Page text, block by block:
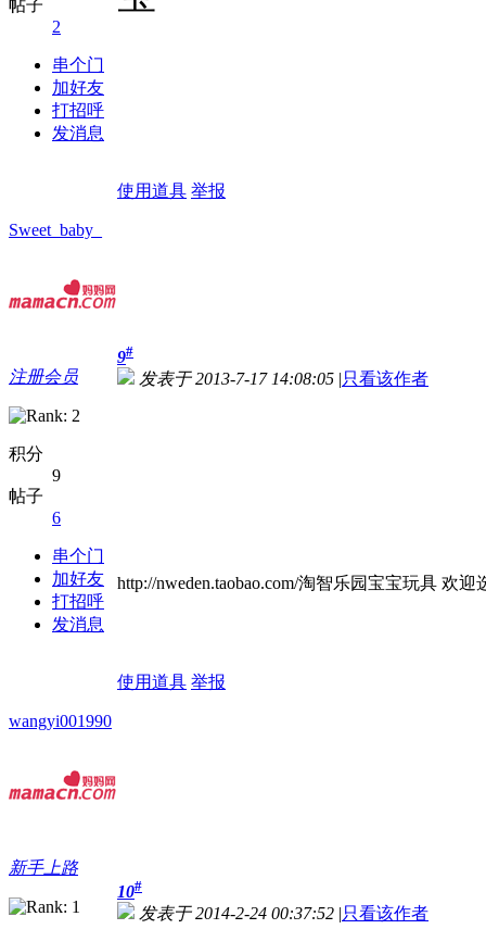
帖子
2
串个门
加好友
打招呼
发消息
使用道具 举报
Sweet_baby_
注册会员
积分
9
帖子
6
串个门
加好友
打招呼
发消息
9#
发表于 2013-7-17 14:08:05 |只看该作者
http://nweden.taobao.com/淘智乐园宝宝玩具 欢迎
使用道具 举报
wangyi001990
新手上路
10#
发表于 2014-2-24 00:37:52 |只看该作者